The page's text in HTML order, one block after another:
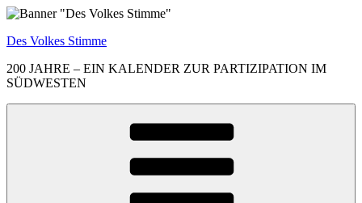
Zum
springen
Des Volkes Stimme
200 JAHRE – EIN KALENDER ZUR PARTIZIPATION IM
SÜDWESTEN